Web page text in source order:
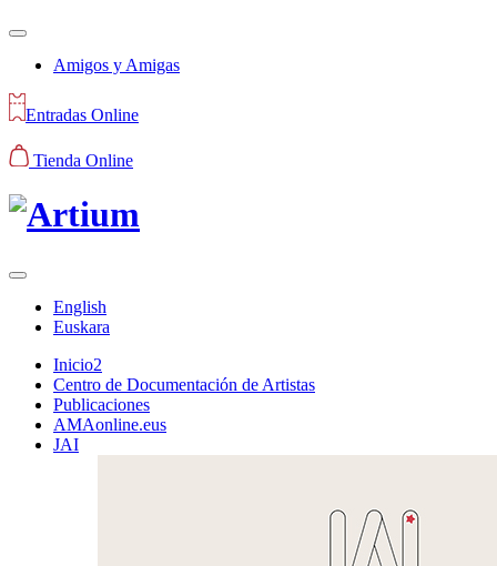
Amigos y Amigas
Entradas Online
Tienda Online
English
Euskara
Inicio2
Centro de Documentación de Artistas
Publicaciones
AMAonline.eus
JAI